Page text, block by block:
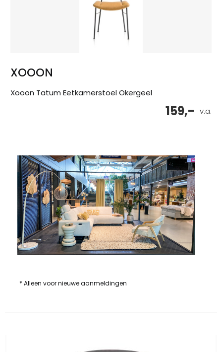
XOOON
Xooon Tatum Eetkamerstoel Okergeel
v.a.
159,-
* Alleen voor nieuwe aanmeldingen